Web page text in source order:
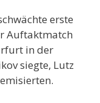
erste
Auftaktmatch
in der
siegte, Lutz